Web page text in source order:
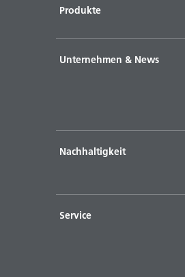
Produkte
Unternehmen & News
Nachhaltigkeit
Service